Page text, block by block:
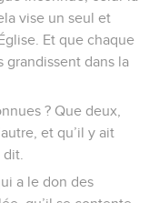
vise un seul et
Et que chaque
grandissent dans la
? Que deux,
et qu’il y ait
a le don des